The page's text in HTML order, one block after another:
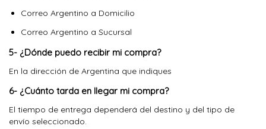
Correo Argentino a Domicilio
Correo Argentino a Sucursal
5- ¿Dónde puedo recibir mi compra?
En la dirección de Argentina que indiques
6- ¿Cuánto tarda en llegar mi compra?
El tiempo de entrega dependerá del destino y del tipo de
envío seleccionado.